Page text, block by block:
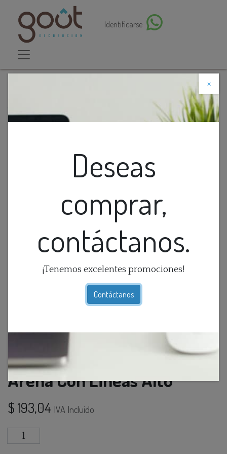
Identificarse
×
Deseas
comprar,
contáctanos.
¡Tenemos excelentes promociones!
Contáctanos
Descuento web
Florero De Ceramica Tonos Arena Con Lineas Alto
Florero De Ceramica Tonos
Arena Con Lineas Alto
$ 193,04 IVA Incluido